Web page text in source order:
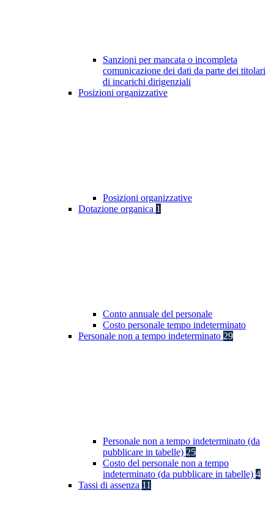
Sanzioni per mancata o incompleta
comunicazione dei dati da parte dei titolari
di incarichi dirigenziali
Posizioni organizzative
Posizioni organizzative
Dotazione organica 1
Conto annuale del personale
Costo personale tempo indeterminato
Personale non a tempo indeterminato 29
Personale non a tempo indeterminato (da
pubblicare in tabelle) 25
Costo del personale non a tempo
indeterminato (da pubblicare in tabelle) 4
Tassi di assenza 11